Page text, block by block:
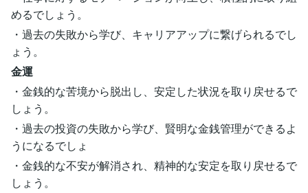
めるでしょう。
・過去の失敗から学び、キャリアアップに繋げられるでし
ょう。
金運
・金銭的な苦境から脱出し、安定した状況を取り戻せるで
しょう。
・過去の投資の失敗から学び、賢明な金銭管理ができるよ
うになるでしょ
・金銭的な不安が解消され、精神的な安定を取り戻せるで
しょう。